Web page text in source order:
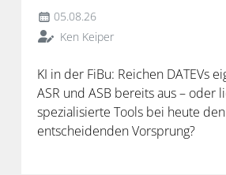
05.08.26
Ken Keiper
KI in der FiBu: Reichen DATEVs
ASR und ASB bereits aus – oder
spezialisierte Tools bei heute den
entscheidenden Vorsprung?